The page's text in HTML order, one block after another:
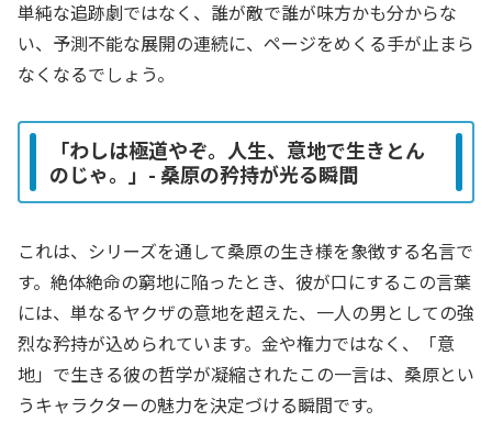
単純な追跡劇ではなく、誰が敵で誰が味方かも分からな
い、予測不能な展開の連続に、ページをめくる手が止まら
なくなるでしょう。
「わしは極道やぞ。人生、意地で生きとん
のじゃ。」- 桑原の矜持が光る瞬間
これは、シリーズを通して桑原の生き様を象徴する名言で
す。絶体絶命の窮地に陥ったとき、彼が口にするこの言葉
には、単なるヤクザの意地を超えた、一人の男としての強
烈な矜持が込められています。金や権力ではなく、「意
地」で生きる彼の哲学が凝縮されたこの一言は、桑原とい
うキャラクターの魅力を決定づける瞬間です。